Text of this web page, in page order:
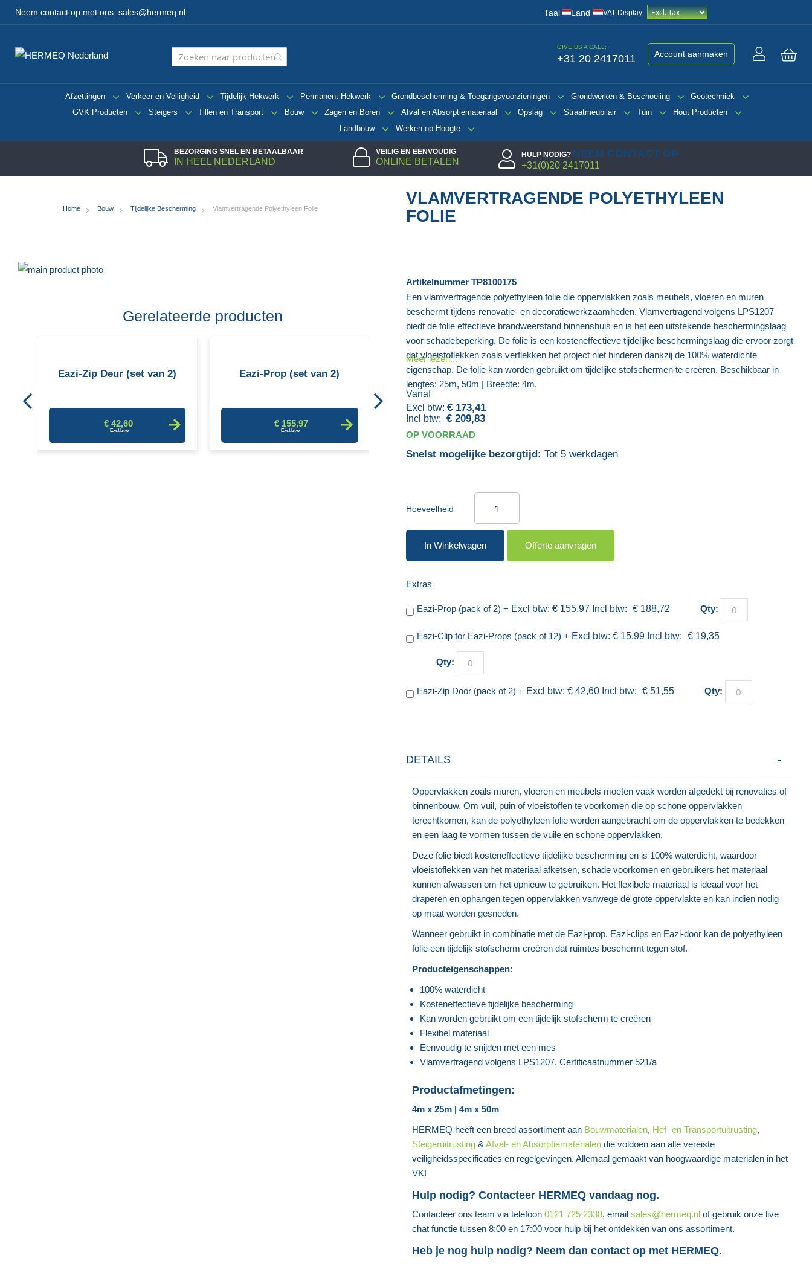
Neem contact op met ons: sales@hermeq.nl Taal/ Land VAT Display
GIVE US A CALL:
+31 20 2417011 Account aanmaken
Afzettingen Verkeer en Veiligheid Tijdelijk Hekwerk Permanent Hekwerk Grondbescherming & Toegangsvoorzieningen Grondwerken & Beschoeiing
Geotechniek
GVK Producten
Steigers Tillen en Transport Bouw Zagen en Boren Afval en Absorptiemateriaal Opslag Straatmeubilair Tuin
Hout Producten
Landbouw
Werken op Hoogte
BEZORGING SNEL EN BETAALBAAR
IN HEEL NEDERLAND
VEILIG EN EENVOUDIG
ONLINE BETALEN
HULP NODIG? NEEM CONTACT OP
+31(0)20 2417011
Home Bouw Tijdelijke Bescherming Vlamvertragende Polyethyleen Folie
VLAMVERTRAGENDE POLYETHYLEEN
FOLIE
Ga
gallerij
Gerelateerde producten
Eazi-Zip Deur (set van 2)
€ 42,60
Eazi-Prop (set van 2)
€ 155,97
Doorzichtige Polyethyleen Folie
€ 28,65
Eazi-Zip Deur (set van 2) Eazi-Prop
Artikelnummer TP8100175
Een vlamvertragende polyethyleen folie die oppervlakken zoals meubels, vloeren en muren
beschermt tijdens renovatie- en decoratiewerkzaamheden. Vlamvertragend volgens LPS1207
biedt de folie effectieve brandweerstand binnenshuis en is het een uitstekende beschermingslaag
voor schadebeperking. De folie is een kosteneffectieve tijdelijke beschermingslaag die ervoor zorgt
dat vloeistoflekken zoals verflekken het project niet hinderen dankzij de 100% waterdichte
eigenschap. De folie kan worden gebruikt om tijdelijke stofschermen te creëren. Beschikbaar in
lengtes: 25m, 50m | Breedte: 4m.
Meer lezen...
Vanaf
€ 173,41
€ 209,83
OP VOORRAAD
Snelst mogelijke bezorgtijd: Tot 5 werkdagen
Hoeveelheid
In Winkelwagen Offerte aanvragen
Extras
Eazi-Prop (pack of 2) + € 155,97 € 188,72 Qty:
Eazi-Clip for Eazi-Props (pack of 12) + € 15,99 € 19,35
Qty:
Eazi-Zip Door (pack of 2) + € 42,60 € 51,55 Qty:
DETAILS
Oppervlakken zoals muren, vloeren en meubels moeten vaak worden afgedekt bij renovaties of
binnenbouw. Om vuil, puin of vloeistoffen te voorkomen die op schone oppervlakken
terechtkomen, kan de polyethyleen folie worden aangebracht om de oppervlakken te bedekken
en een laag te vormen tussen de vuile en schone oppervlakken.
Deze folie biedt kosteneffectieve tijdelijke bescherming en is 100% waterdicht, waardoor
vloeistoflekken van het materiaal afketsen, schade voorkomen en gebruikers het materiaal
kunnen afwassen om het opnieuw te gebruiken. Het flexibele materiaal is ideaal voor het
draperen en ophangen tegen oppervlakken vanwege de grote oppervlakte en kan indien nodig
op maat worden gesneden.
Wanneer gebruikt in combinatie met de Eazi-prop, Eazi-clips en Eazi-door kan de polyethyleen
folie een tijdelijk stofscherm creëren dat ruimtes beschermt tegen stof.
Producteigenschappen:
100% waterdicht
Kosteneffectieve tijdelijke bescherming
Kan worden gebruikt om een tijdelijk stofscherm te creëren
Flexibel materiaal
Eenvoudig te snijden met een mes
Vlamvertragend volgens LPS1207. Certificaatnummer 521/a
Productafmetingen:
4m x 25m | 4m x 50m
HERMEQ heeft een breed assortiment aan Bouwmaterialen, Hef- en Transportuitrusting,
Steigeruitrusting & Afval- en Absorptiematerialen die voldoen aan alle vereiste
veiligheidsspecificaties en regelgevingen. Allemaal gemaakt van hoogwaardige materialen in het
VK!
Hulp nodig? Contacteer HERMEQ vandaag nog.
Contacteer ons team via telefoon 0121 725 2338, email sales@hermeq.nl of gebruik onze live
chat functie tussen 8:00 en 17:00 voor hulp bij het ontdekken van ons assortiment.
Heb je nog hulp nodig? Neem dan contact op met HERMEQ.